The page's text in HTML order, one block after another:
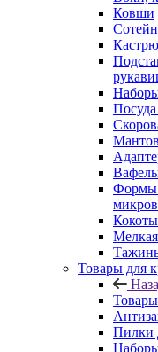
Ковши
Формы
Товары для
Пилки